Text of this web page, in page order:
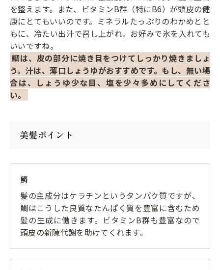
を整えます。また、ビタミンB群（特にB6）が頭皮の健
康にとてもいいのです。ミネラルたっぷりのわかめとと
もに、冷たい出汁で召し上がれ。お好みで氷を入れても
いいですね。
鯛は、皮の部分に焼き目をつけてしっかり焼きましょ
う。汁は、薄口しょうゆがおすすめです。もし、無い場
合は、しょうゆ少な目、塩を少々多めにしてくださ
い。
美髪ポイント
鯛
髪の主成分はケラチンというタンパク質ですが、
鯛はこうした良質なたんぱく質を豊富に含むため
髪の生成に働きます。ビタミンB群も豊富なので
頭皮の新陳代謝を助けてくれます。